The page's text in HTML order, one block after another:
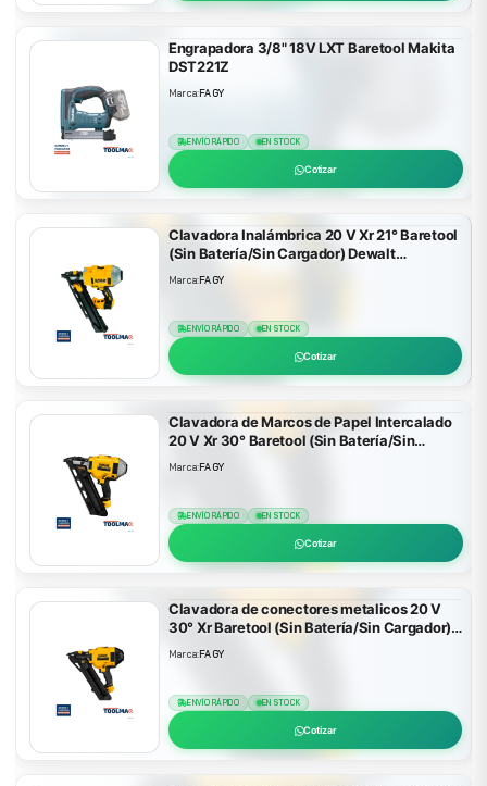
Engrapadora 3/8" 18V LXT Baretool Makita
DST221Z
Marca:FAGY
ENVÍO RÁPIDO EN STOCK
Cotizar
Clavadora Inalámbrica 20 V Xr 21° Baretool
(Sin Batería/Sin Cargador) Dewalt
Marca:FAGY
ENVÍO RÁPIDO EN STOCK
Cotizar
Clavadora de Marcos de Papel Intercalado
20 V Xr 30° Baretool (Sin Batería/Sin
Marca:FAGY
ENVÍO RÁPIDO EN STOCK
Cotizar
Clavadora de conectores metalicos 20 V
30° Xr Baretool (Sin Batería/Sin Cargador)
Marca:FAGY
ENVÍO RÁPIDO EN STOCK
Cotizar